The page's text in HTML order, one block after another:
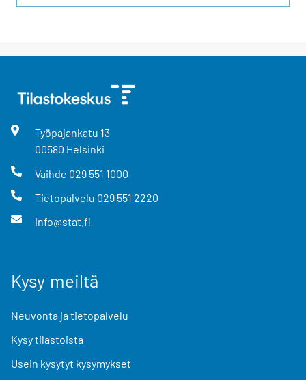
Työpajankatu 13
00580 Helsinki
Vaihde 029 551 1000
Tietopalvelu 029 551 2220
info@stat.fi
Kysy meiltä
Neuvonta ja tietopalvelu
Kysy tilastoista
Usein kysytyt kysymykset